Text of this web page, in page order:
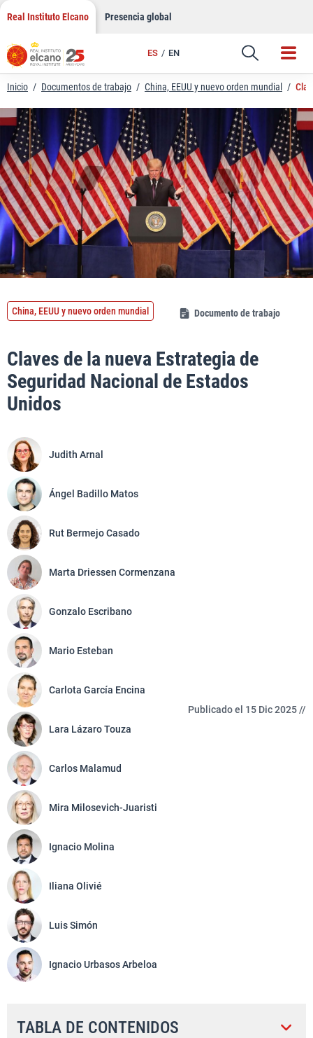
Saltar
contenido
Real Instituto Elcano Presencia global
ES EN
Enlace
Inicio / Documentos de trabajo / China, EEUU y nuevo orden mundial /
Claves de la nueva Estrategia de
Seguridad Nacional de Estados
Unidos
China, EEUU y nuevo orden mundial Documento de trabajo
Judith Arnal
Ángel Badillo Matos
Rut Bermejo Casado
Marta Driessen Cormenzana
Gonzalo Escribano
Mario Esteban
Carlota García Encina
Lara Lázaro Touza
Carlos Malamud
Mira Milosevich-Juaristi
Ignacio Molina
Iliana Olivié
Luis Simón
Ignacio Urbasos Arbeloa
Publicado el 15 Dic 2025 //
TABLA DE CONTENIDOS